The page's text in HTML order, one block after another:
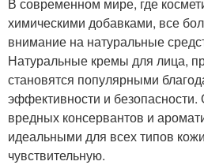
химическими добавками, все
внимание на натуральные
Натуральные кремы для лица,
становятся популярными
эффективности и
вредных консервантов и
идеальными для всех типов
чувствительную.